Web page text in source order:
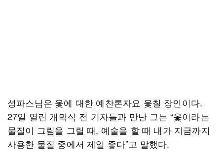
성파스님은 옻에 대한 예찬론자요 옻칠 장인이다.
27일 열린 개막식 전 기자들과 만난 그는 “옻이라는
물질이 그림을 그릴 때, 예술을 할 때 내가 지금까지
사용한 물질 중에서 제일 좋다”고 말했다.